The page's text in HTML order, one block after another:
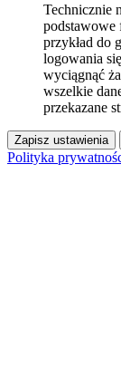
Technicznie
podstawowe
przykład do
logowania
wyciągnąć
wszelkie
przekazane
Zapisz ustawienia
Polityka